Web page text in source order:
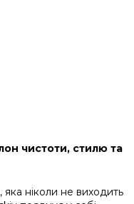
чистоти, стилю та
ніколи не виходить